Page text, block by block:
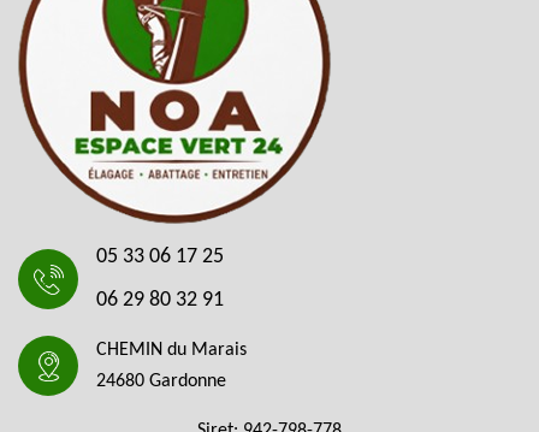
05 33 06 17 25
06 29 80 32 91
CHEMIN du Marais
24680 Gardonne